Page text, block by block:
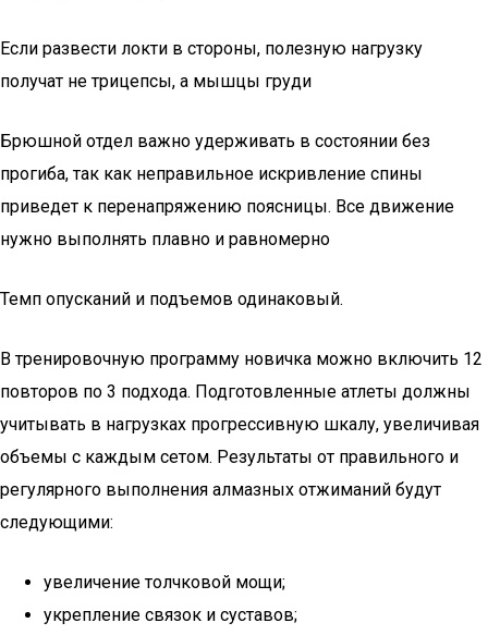
Если развести локти в стороны, полезную нагрузку
получат не трицепсы, а мышцы груди
Брюшной отдел важно удерживать в состоянии без
прогиба, так как неправильное искривление спины
приведет к перенапряжению поясницы. Все движение
нужно выполнять плавно и равномерно
Темп опусканий и подъемов одинаковый.
В тренировочную программу новичка можно включить 12
повторов по 3 подхода. Подготовленные атлеты должны
учитывать в нагрузках прогрессивную шкалу, увеличивая
объемы с каждым сетом. Результаты от правильного и
регулярного выполнения алмазных отжиманий будут
следующими:
увеличение толчковой мощи;
укрепление связок и суставов;